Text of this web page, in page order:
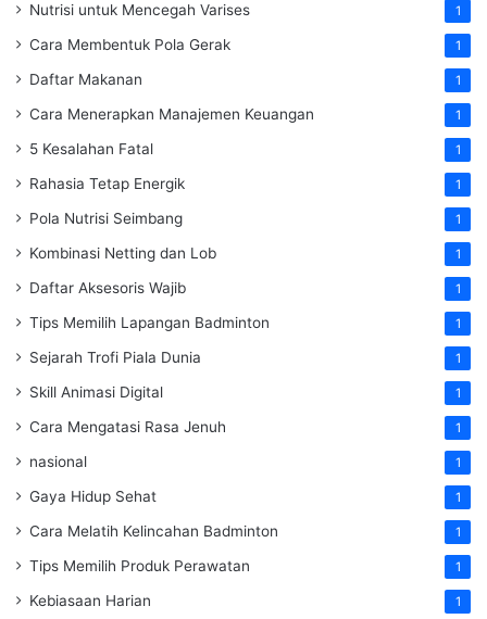
Nutrisi untuk Mencegah Varises 1
Cara Membentuk Pola Gerak 1
Daftar Makanan 1
Cara Menerapkan Manajemen Keuangan 1
5 Kesalahan Fatal 1
Rahasia Tetap Energik 1
Pola Nutrisi Seimbang 1
Kombinasi Netting dan Lob 1
Daftar Aksesoris Wajib 1
Tips Memilih Lapangan Badminton 1
Sejarah Trofi Piala Dunia 1
Skill Animasi Digital 1
Cara Mengatasi Rasa Jenuh 1
nasional 1
Gaya Hidup Sehat 1
Cara Melatih Kelincahan Badminton 1
Tips Memilih Produk Perawatan 1
Kebiasaan Harian 1